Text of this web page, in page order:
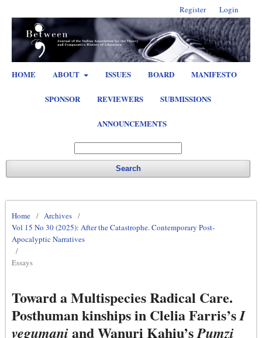
HOME ABOUT ISSUES BOARD MANIFESTO
SPONSOR REVIEWERS SUBMISSIONS
ANNOUNCEMENTS
Search
Register Login
Home / Archives /
Vol 15 No 30 (2025): After the Catastrophe. Contemporary Post-
Apocalyptic Narratives
/
Essays
Toward a Multispecies Radical Care.
Posthuman kinships in Clelia Farris’sI
vegumaniand Wanuri Kahiu’sPumzi